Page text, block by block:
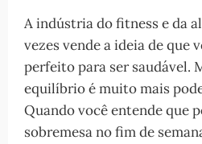
A indústria do fitness e da
vezes vende a ideia de que
perfeito para ser saudável.
equilíbrio é muito mais
Quando você entende que
sobremesa no fim de